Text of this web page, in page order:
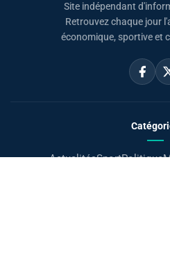
Site indépendant
Retrouvez chaque jour
économique, sportive et
ActualitésSportPolitique